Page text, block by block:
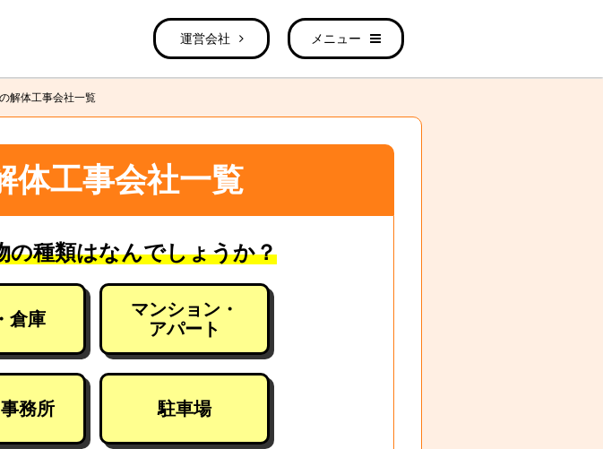
運営会社 メニュー
解体工事会社一覧
体工事会社一覧
の種類はなんでしょうか？
倉庫
マンション・
アパート
務所 駐車場